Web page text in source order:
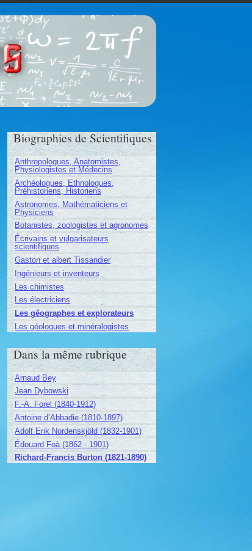
Biographies de Scientifiques
Anthropologues, Anatomistes,
Physiologistes et Médecins
Archéologues, Ethnologues,
Préhistoriens, Historiens
Astronomes, Mathématiciens et
Physiciens
Botanistes, zoologistes et agronomes
Écrivains et vulgarisateurs
scientifiques
Gaston et albert Tissandier
Ingénieurs et inventeurs
Les chimistes
Les électriciens
Les géographes et explorateurs
Les géologues et minéralogistes
Dans la même rubrique
Arnaud Bey
Jean Dybowski
F.-A. Forel (1840-1912)
Antoine d’Abbadie (1810-1897)
Adolf Erik Nordenskjöld (1832-1901)
Édouard Foà (1862 - 1901)
Richard-Francis Burton (1821-1890)